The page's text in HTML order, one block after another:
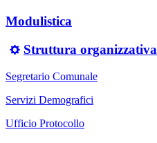
Modulistica
Struttura organizzativa
Segretario Comunale
Servizi Demografici
Ufficio Protocollo